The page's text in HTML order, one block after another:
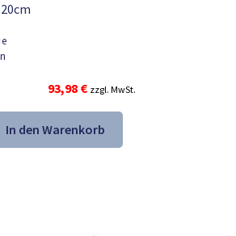
Ursprünglicher
Preis
war:
137,84 €
93,98 €Aktueller
Preis
ist:
93,98 €.
zzgl. MwSt.
In den Warenkorb